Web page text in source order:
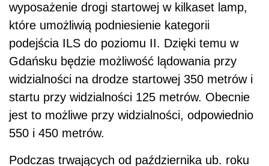
wyposażenie drogi startowej w kilkaset lamp,
które umożliwią podniesienie kategorii
podejścia ILS do poziomu II. Dzięki temu w
Gdańsku będzie możliwość lądowania przy
widzialności na drodze startowej 350 metrów i
startu przy widzialności 125 metrów. Obecnie
jest to możliwe przy widzialności, odpowiednio
550 i 450 metrów.
Podczas trwających od października ub. roku